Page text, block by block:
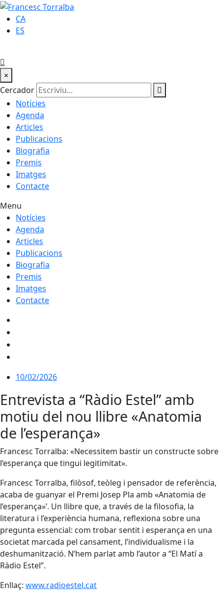
CA
ES
×
Cercador
Notícies
Agenda
Articles
Publicacions
Biografia
Premis
Imatges
Contacte
Menu
Notícies
Agenda
Articles
Publicacions
Biografia
Premis
Imatges
Contacte
10/02/2026
Entrevista a “Ràdio Estel” amb
motiu del nou llibre «Anatomia
de l’esperança»
Francesc Torralba: «Necessitem bastir un constructe sobre
l’esperança que tingui legitimitat».
Francesc Torralba, filòsof, teòleg i pensador de referència,
acaba de guanyar el Premi Josep Pla amb «Anatomia de
l’esperança»’. Un llibre que, a través de la filosofia, la
literatura i l’experiència humana, reflexiona sobre una
pregunta essencial: com trobar sentit i esperança en una
societat marcada pel cansament, l’individualisme i la
deshumanització. N’hem parlat amb l’autor a “El Matí a
Ràdio Estel”.
Enllaç: www.radioestel.cat